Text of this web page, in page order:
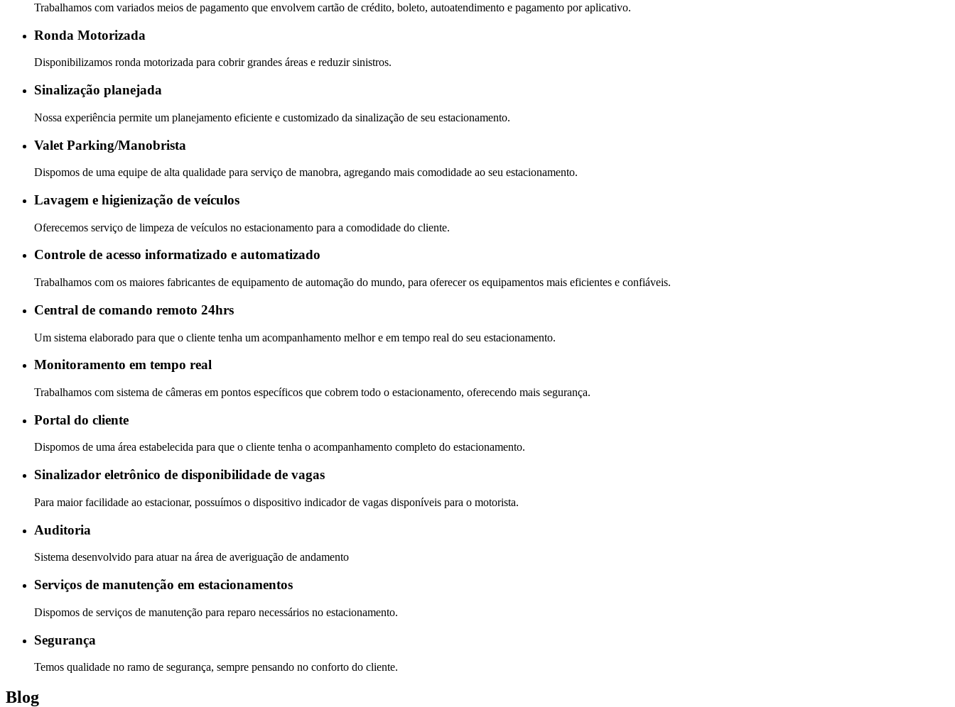
Trabalhamos com variados meios de pagamento que envolvem cartão de crédito, boleto, autoatendimento e pagamento por aplicativo.
Ronda Motorizada
Disponibilizamos ronda motorizada para cobrir grandes áreas e reduzir sinistros.
Sinalização planejada
Nossa experiência permite um planejamento eficiente e customizado da sinalização de seu estacionamento.
Valet Parking/Manobrista
Dispomos de uma equipe de alta qualidade para serviço de manobra, agregando mais comodidade ao seu estacionamento.
Lavagem e higienização de veículos
Oferecemos serviço de limpeza de veículos no estacionamento para a comodidade do cliente.
Controle de acesso informatizado e automatizado
Trabalhamos com os maiores fabricantes de equipamento de automação do mundo, para oferecer os equipamentos mais eficientes e confiáveis.
Central de comando remoto 24hrs
Um sistema elaborado para que o cliente tenha um acompanhamento melhor e em tempo real do seu estacionamento.
Monitoramento em tempo real
Trabalhamos com sistema de câmeras em pontos específicos que cobrem todo o estacionamento, oferecendo mais segurança.
Portal do cliente
Dispomos de uma área estabelecida para que o cliente tenha o acompanhamento completo do estacionamento.
Sinalizador eletrônico de disponibilidade de vagas
Para maior facilidade ao estacionar, possuímos o dispositivo indicador de vagas disponíveis para o motorista.
Auditoria
Sistema desenvolvido para atuar na área de averiguação de andamento
Serviços de manutenção em estacionamentos
Dispomos de serviços de manutenção para reparo necessários no estacionamento.
Segurança
Temos qualidade no ramo de segurança, sempre pensando no conforto do cliente.
Blog